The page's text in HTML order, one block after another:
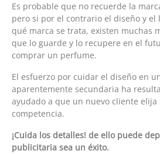
Es probable que no recuerde la
pero si por el contrario el diseño y el
qué marca se trata, existen muchas
que lo guarde y lo recupere en el
comprar un perfume.
El esfuerzo por cuidar el diseño en
aparentemente secundaria ha
ayudado a que un nuevo cliente elija
competencia.
¡Cuida los detalles! de ello puede
publicitaria sea un éxito.